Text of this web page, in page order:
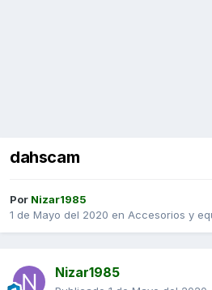
dahscam
Por Nizar1985
1 de Mayo del 2020 en Accesorios y
Nizar1985